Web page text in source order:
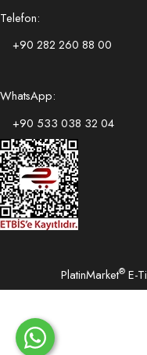
Telefon:
+90 282 260 88 00
WhatsApp:
+90 533 038 32 04
PlatinMarket® E-